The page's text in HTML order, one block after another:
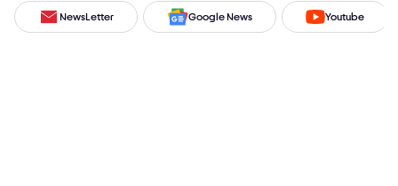
NewsLetter Google News Youtube